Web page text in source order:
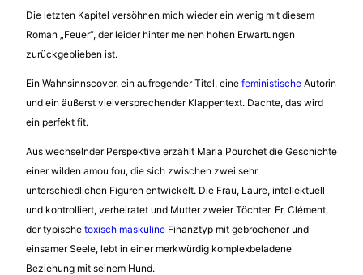
Die letzten Kapitel versöhnen mich wieder ein wenig mit diesem
Roman „Feuer“, der leider hinter meinen hohen Erwartungen
zurückgeblieben ist.
Ein Wahnsinnscover, ein aufregender Titel, eine feministische Autorin
und ein äußerst vielversprechender Klappentext. Dachte, das wird
ein perfekt fit.
Aus wechselnder Perspektive erzählt Maria Pourchet die Geschichte
einer wilden amou fou, die sich zwischen zwei sehr
unterschiedlichen Figuren entwickelt. Die Frau, Laure, intellektuell
und kontrolliert, verheiratet und Mutter zweier Töchter. Er, Clément,
der typische toxisch maskuline Finanztyp mit gebrochener und
einsamer Seele, lebt in einer merkwürdig komplexbeladene
Beziehung mit seinem Hund.